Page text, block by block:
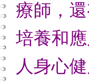
療師，
培養和
人身心